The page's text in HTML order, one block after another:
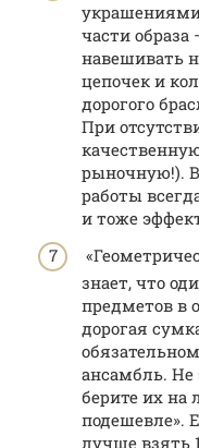
части
навешивать
цепочек и
дорогого
При
рыночную!).
работы
и тоже
знает, что
предметов в
дорогая
ансамбль. Не
берите их на
подешевле».
лучше взять